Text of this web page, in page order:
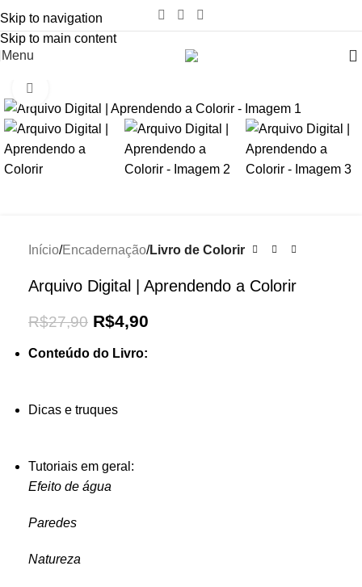
Skip to navigation
Skip to main content
Menu
Início Encadernação Livro de Colorir
Arquivo Digital | Aprendendo a Colorir
R$27,90 R$4,90
Conteúdo do Livro:
Dicas e truques
Tutoriais em geral:
Efeito de água
Paredes
Natureza